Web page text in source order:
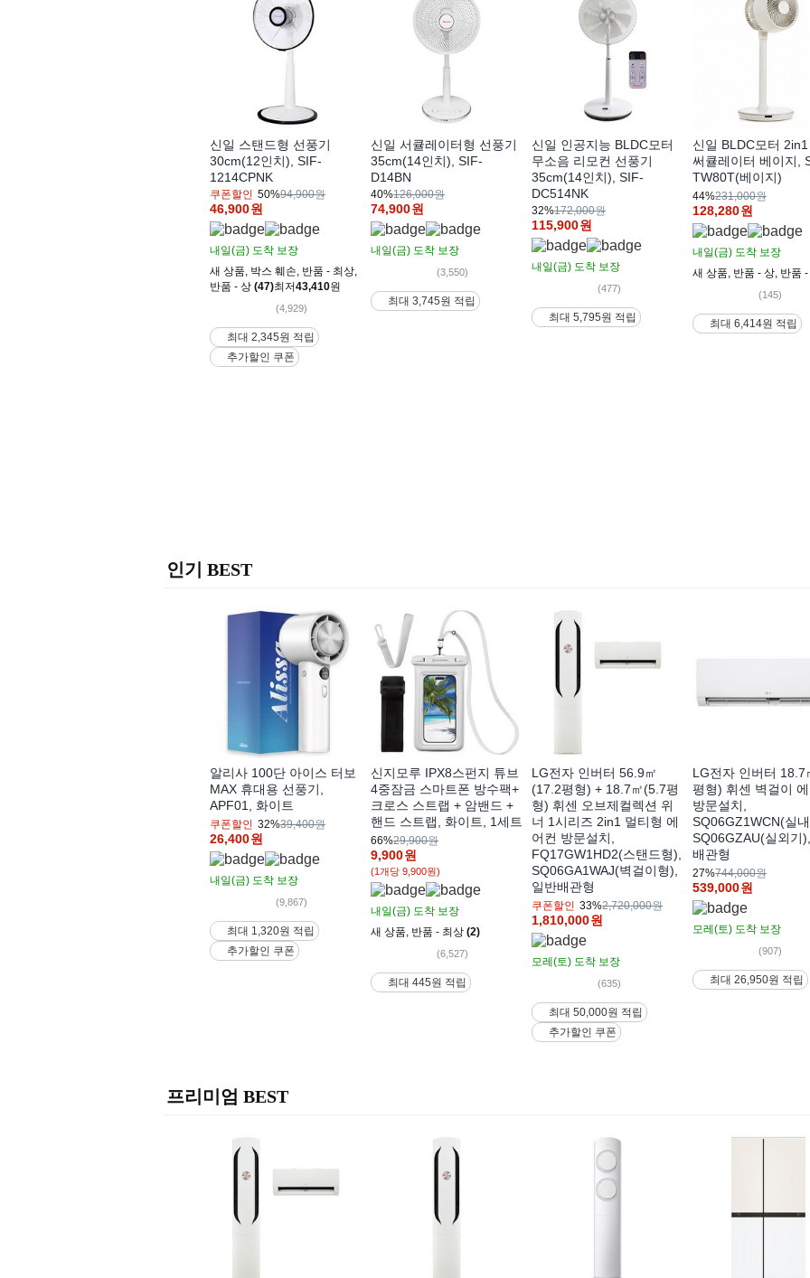
신일 스탠드형 선풍기
30cm(12인치), SIF-
1214CPNK
쿠폰할인 50%94,900원
46,900원
내일(금) 도착 보장
새 상품 박스 훼손 반품 - 최상
반품 - 상 (47)최저43,410원
(4,929)
최대 2,345원 적립
추가할인 쿠폰
신일 서큘레이터형 선풍기
35cm(14인치), SIF-
D14BN
40%126,000원
74,900원
내일(금) 도착 보장
(3,550)
최대 3,745원 적립
신일 인공지능 BLDC모터
무소음 리모컨 선풍기
35cm(14인치), SIF-
DC514NK
32%172,000원
115,900원
내일(금) 도착 보장
(477)
최대 5,795원 적립
신일 BLDC모터
써큘레이터 베이지,
TW80T(베이지)
44%231,000원
128,280원
내일(금) 도착 보장
새 상품 반품 - 상 반품
(145)
최대 6,414원 적립
인기 BEST
알리사 100단 아이스 터보
MAX 휴대용 선풍기,
APF01, 화이트
쿠폰할인 32%39,400원
26,400원
내일(금) 도착 보장
(9,867)
최대 1,320원 적립
추가할인 쿠폰
신지모루 IPX8스펀지 튜브
4중잠금 스마트폰 방수팩+
크로스 스트랩 + 암밴드 +
핸드 스트랩, 화이트, 1세트
66%29,900원
9,900원
(1개당 9,900원)
내일(금) 도착 보장
새 상품 반품 - 최상 (2)
(6,527)
최대 445원 적립
LG전자 인버터 56.9㎡
(17.2평형) + 18.7㎡(5.7평
형) 휘센 오브제컬렉션 위
너 1시리즈 2in1 멀티형 에
어컨 방문설치,
FQ17GW1HD2(스탠드형),
SQ06GA1WAJ(벽걸이형),
일반배관형
쿠폰할인 33%2,720,000원
1,810,000원
모레(토) 도착 보장
(635)
최대 50,000원 적립
추가할인 쿠폰
LG전자 인버터 18.7
평형) 휘센 벽걸이
방문설치,
SQ06GZ1WCN(실
SQ06GZAU(실외기
배관형
27%744,000원
539,000원
모레(토) 도착 보장
(907)
최대 26,950원 적립
프리미엄 BEST